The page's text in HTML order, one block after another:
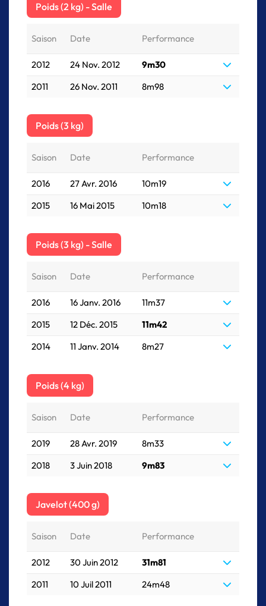
Poids (2 kg) - Salle
Saison Date Performance
2012 24 Nov. 2012
9m30
2011
26 Nov. 2011 8m98
Poids (3 kg)
Saison Date Performance
2016 27 Avr. 2016
10m19
2015
16 Mai 2015 10m18
Poids (3 kg) - Salle
Saison Date Performance
2016 16 Janv. 2016
11m37
2015
12 Déc. 2015
11m42
2014
11 Janv. 2014 8m27
Poids (4 kg)
Saison Date Performance
2019 28 Avr. 2019
8m33
2018
3 Juin 2018 9m83
Javelot (400 g)
Saison Date Performance
2012 30 Juin 2012
31m81
2011
10 Juil 2011 24m48